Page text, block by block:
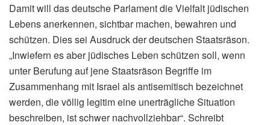
Damit will das deutsche Parlament die Vielfalt jüdischen
Lebens anerkennen, sichtbar machen, bewahren und
schützen. Dies sei Ausdruck der deutschen Staatsräson.
„Inwiefern es aber jüdisches Leben schützen soll, wenn
unter Berufung auf jene Staatsräson Begriffe im
Zusammenhang mit Israel als antisemitisch bezeichnet
werden, die völlig legitim eine unerträgliche Situation
beschreiben, ist schwer nachvollziehbar“. Schreibt